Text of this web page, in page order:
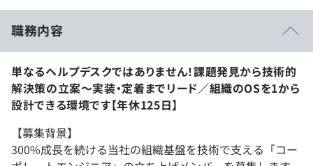
職務内容
単なるヘルプデスクではありません！課題発見から技術的
解決策の立案〜実装・定着までリード／組織のOSを1から
設計できる環境です【年休125日】
【募集背景】
300%成長を続ける当社の組織基盤を技術で支える「コー